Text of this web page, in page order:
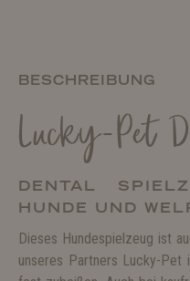
BESCHREIBUNG
Lucky-Pet
DENTAL
HUNDE UND
Dieses Hundespielzeug ist
unseres Partners Lucky-Pet